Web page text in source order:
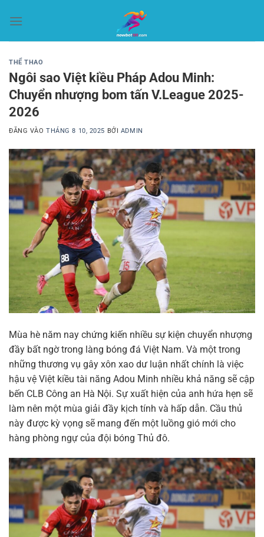
qua
THỂ THAO
Ngôi sao Việt kiều Pháp Adou Minh:
Chuyển nhượng bom tấn V.League 2025-
2026
ĐĂNG VÀOTHÁNG 8 10, 2025 BỞI ADMIN
Mùa hè năm nay chứng kiến nhiều sự kiện chuyển nhượng
đầy bất ngờ trong làng bóng đá Việt Nam. Và một trong
những thương vụ gây xôn xao dư luận nhất chính là việc
hậu vệ Việt kiều tài năng Adou Minh nhiều khả năng sẽ cập
bến CLB Công an Hà Nội. Sự xuất hiện của anh hứa hẹn sẽ
làm nên một mùa giải đầy kịch tính và hấp dẫn. Cầu thủ
này được kỳ vọng sẽ mang đến một luồng gió mới cho
hàng phòng ngự của đội bóng Thủ đô.